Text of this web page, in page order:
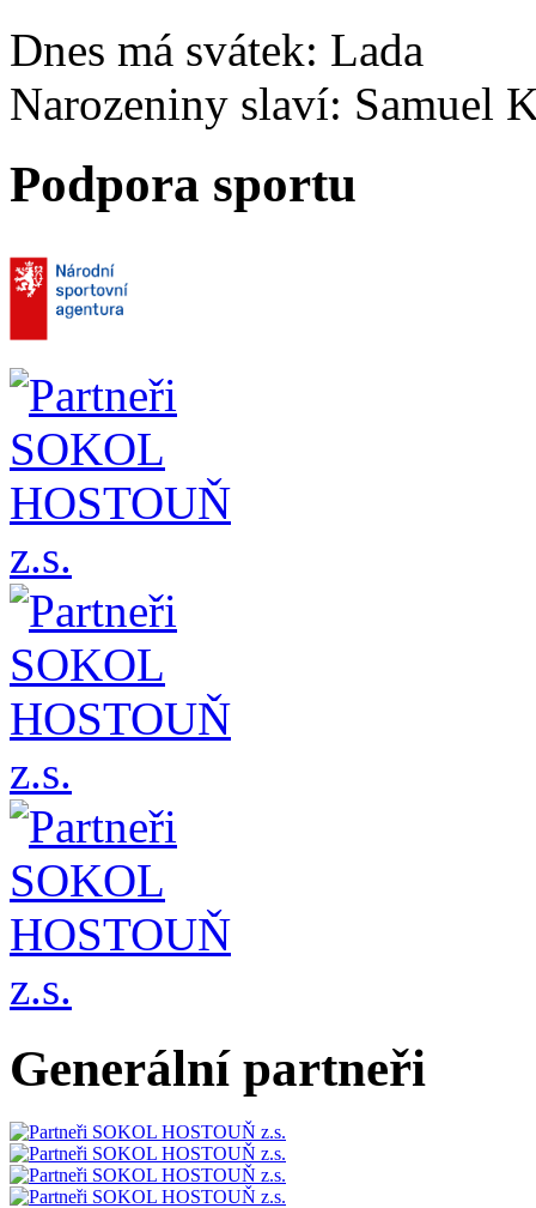
Dnes má svátek: Lada
Narozeniny slaví: Samuel
Podpora sportu
Generální partneři